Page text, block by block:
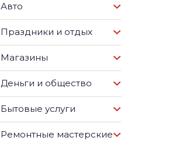
Авто
Праздники и отдых
Магазины
Деньги и общество
Бытовые услуги
Ремонтные мастерские